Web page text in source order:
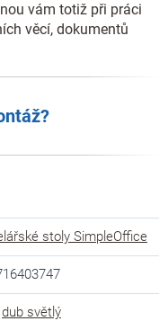
vám totiž při práci
věcí, dokumentů
stoly SimpleOffice
dub světlý